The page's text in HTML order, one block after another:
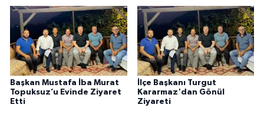
Başkan Mustafa İba Murat
Topuksuz’u Evinde Ziyaret
Etti
İlçe Başkanı Turgut
Kararmaz'dan Gönül
Ziyareti